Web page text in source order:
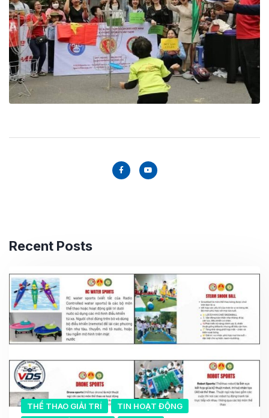
Recent Posts
THỂ THAO GIẢI TRÍ
TIN HOẠT ĐỘNG